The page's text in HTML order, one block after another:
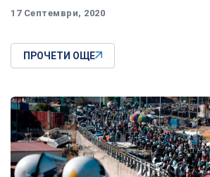
17 Септември, 2020
ПРОЧЕТИ ОЩЕ